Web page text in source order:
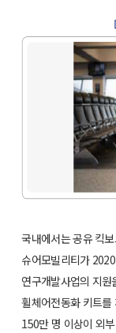
국내에서는 공유 킥
슈어모빌리티가
연구개발사업의 지
휠체어전동화 키트
150만 명 이상이 외